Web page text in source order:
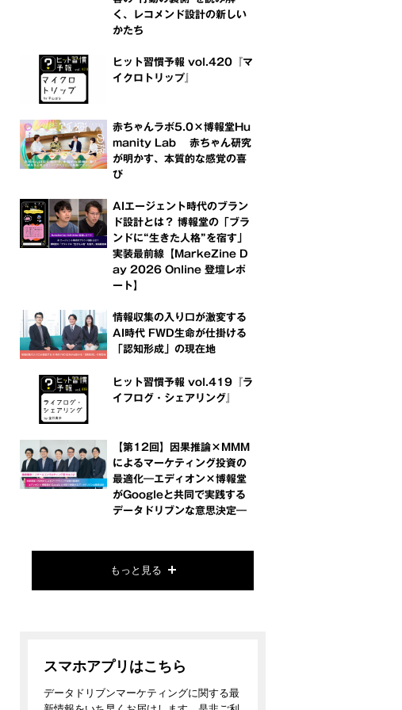
く、レコメンド設計の新しい
かたち
ヒット習慣予報 vol.420『マ
イクロトリップ』
赤ちゃんラボ5.0×博報堂Hu
manity Lab 赤ちゃん研究
が明かす、本質的な感覚の喜
び
AIエージェント時代のブラン
ド設計とは？ 博報堂の「ブラ
ンドに“生きた人格”を宿す」
実装最前線【MarkeZine D
ay 2026 Online 登壇レポ
ート】
情報収集の入り口が激変する
AI時代 FWD生命が仕掛ける
「認知形成」の現在地
ヒット習慣予報 vol.419『ラ
イフログ・シェアリング』
【第12回】因果推論×MMM
によるマーケティング投資の
最適化―エディオン×博報堂
がGoogleと共同で実践する
データドリブンな意思決定―
もっと見る
スマホアプリはこちら
データドリブンマーケティングに関する最